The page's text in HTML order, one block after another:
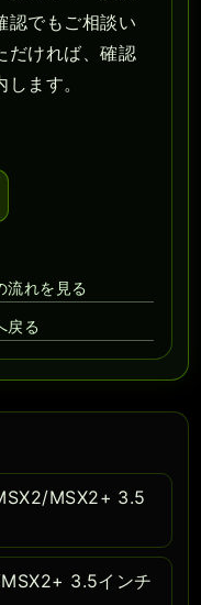
認でもご相談い
だければ、確認
ます。
流れを見る
戻る
MSX2+ 3.5
3.5インチ